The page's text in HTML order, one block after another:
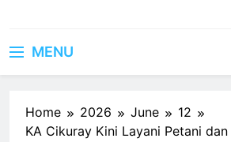
MENU
Home 2026 June
12
KA Cikuray Kini Layani Petani